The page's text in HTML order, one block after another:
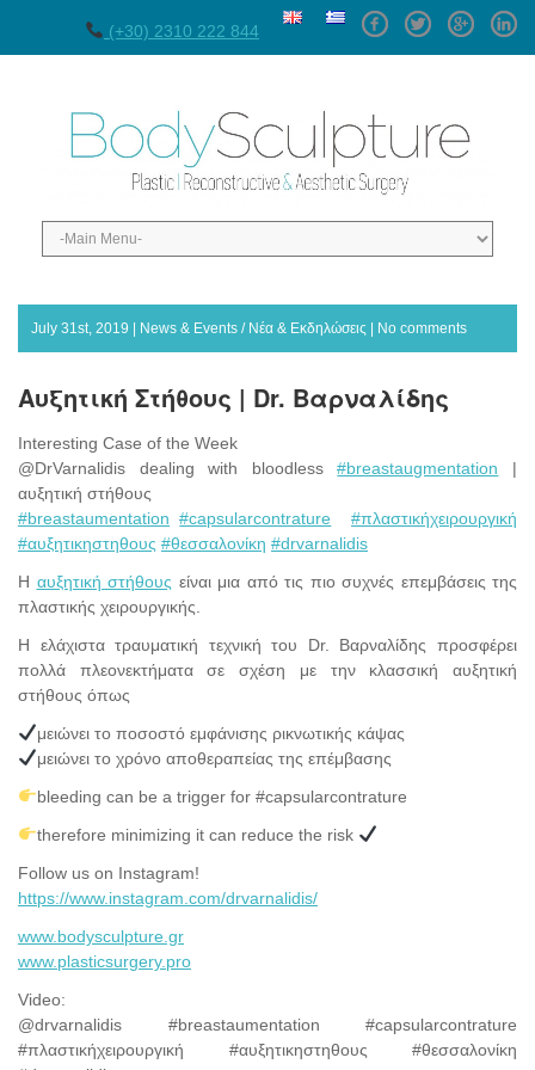
(+30) 2310 222 844
FacebookTwitterGPlus
July 31st, 2019 | News & Events / Νέα & Εκδηλώσεις | No comments
Αυξητική Στήθους | Dr. Βαρναλίδης
Interesting Case of the Week
@DrVarnalidis dealing with bloodless#breastaugmentation |
αυξητική στήθους
#breastaumentation #capsularcontrature
#πλαστικήχειρουργική
#αυξητικηστηθους #θεσσαλονίκη #drvarnalidis
Η αυξητική στήθους είναι μια από τις πιο συχνές επεμβάσεις της
πλαστικής χειρουργικής.
Η ελάχιστα τραυματική τεχνική του Dr. Βαρναλίδης προσφέρει
πολλά πλεονεκτήματα σε σχέση με την κλασσική αυξητική
στήθους όπως
μειώνει το ποσοστό εμφάνισης ρικνωτικής κάψας
μειώνει το χρόνο αποθεραπείας της επέμβασης
bleeding can be a trigger for #capsularcontrature
therefore minimizing it can reduce the risk
Follow us on Instagram!
https://www.instagram.com/drvarnalidis/
www.bodysculpture.gr
www.plasticsurgery.pro
Video:
@drvarnalidis #breastaumentation #capsularcontrature
#πλαστικήχειρουργική #αυξητικηστηθους #θεσσαλονίκη